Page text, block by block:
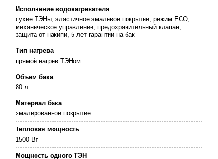
Исполнение водонагревателя
сухие ТЭНы, эластичное эмалевое покрытие, режим ECO,
механическое управление, предохранительный клапан,
защита от накипи, 5 лет гарантии на бак
Тип нагрева
прямой нагрев ТЭНом
Объем бака
80 л
Материал бака
эмалированное покрытие
Тепловая мощность
1500 Вт
Мощность одного ТЭН